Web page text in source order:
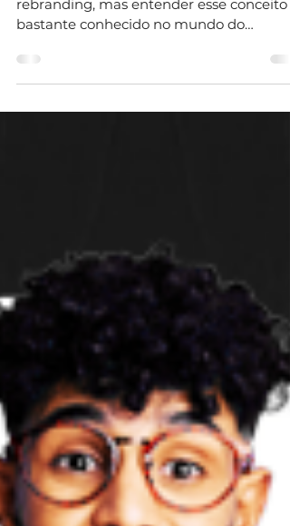
Você com certeza já viu um processo de
bastante conhecido no mundo do